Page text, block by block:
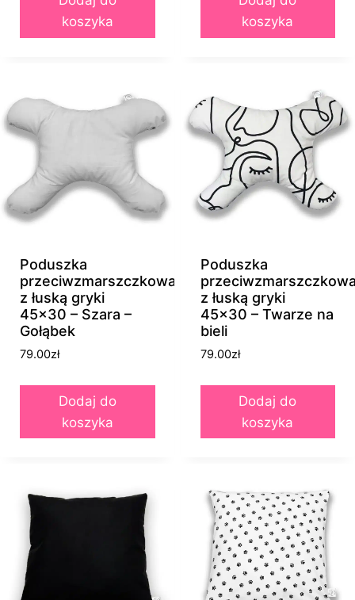
koszyka
koszyka
Poduszka
przeciwzmarszczkowa
z łuską gryki
45×30 – Szara –
Gołąbek
79.00zł
Dodaj do
koszyka
Poduszka
z łuską gryki
45×30 – Twarze na
bieli
79.00zł
Dodaj do
koszyka